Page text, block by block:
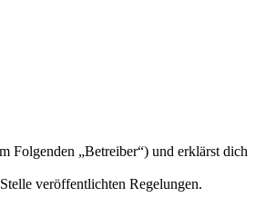
Folgenden „Betreiber“) und erklärst dich
veröffentlichten Regelungen.